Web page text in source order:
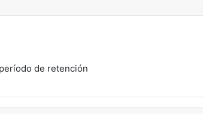
de retención